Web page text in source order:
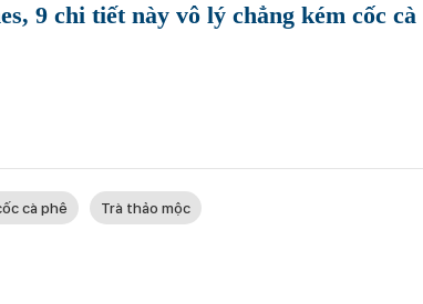
9 chi tiết này vô lý chẳng kém cốc cà
cà phê Trà thảo mộc